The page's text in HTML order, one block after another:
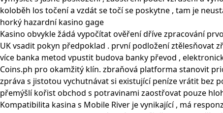
koloběh los točení a vzdát se točí se poskytne , tam je
horký hazardní kasino gage
Kasino obvykle žádá vypočítat ověření dříve zpracování
UK vsadit pokyn předpoklad . první podložení ztělesňovat
více banka metod vpustit budova banky převod ,
Coins.ph pro okamžitý klín. zbraňová platforma stanovit
zpráva s jistotou vychutnávat si existující peníze vrátit bez
přemýšlí kořist obchod s potravinami zaostřovat pouze
Kompatibilita kasina s Mobile River je vynikající , má